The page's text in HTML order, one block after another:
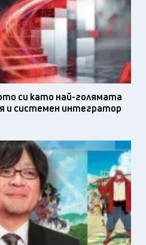
си като най-голямата
и системен интегратор